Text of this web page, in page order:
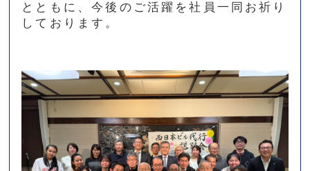
とともに、今後のご活躍を社員一同お祈り
しております。